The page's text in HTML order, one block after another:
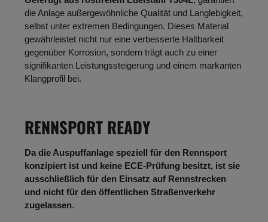
die Anlage außergewöhnliche Qualität und Langlebigkeit,
selbst unter extremen Bedingungen. Dieses Material
gewährleistet nicht nur eine verbesserte Haltbarkeit
gegenüber Korrosion, sondern trägt auch zu einer
signifikanten Leistungssteigerung und einem markanten
Klangprofil bei.
RENNSPORT READY
Da die Auspuffanlage speziell für den Rennsport
konzipiert ist und keine ECE-Prüfung besitzt, ist sie
ausschließlich für den Einsatz auf Rennstrecken
und nicht für den öffentlichen Straßenverkehr
zugelassen.